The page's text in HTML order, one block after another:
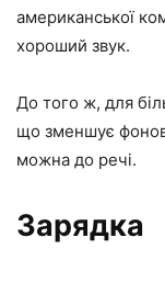
американської
хороший звук.
До того ж, для
що зменшує
можна до речі.
Зарядка